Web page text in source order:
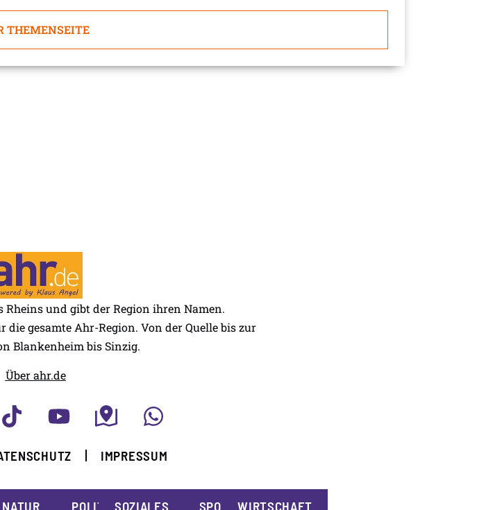
THEMENSEITE
Rheins und gibt der Region ihren Namen.
gesamte Ahr-Region. Von der Quelle bis zur
Blankenheim bis Sinzig.
Über ahr.de
IMPRESSUM
NATUR POLITIKSOZIALES SPORT WIRTSCHAFT